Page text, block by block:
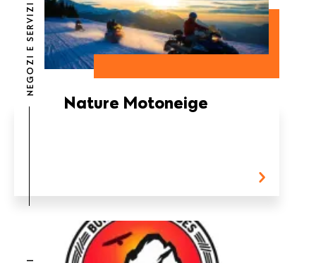
NEGOZI E SERVIZI
Nature Motoneige